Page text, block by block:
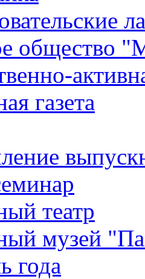
общество
газета
театр
музей
года